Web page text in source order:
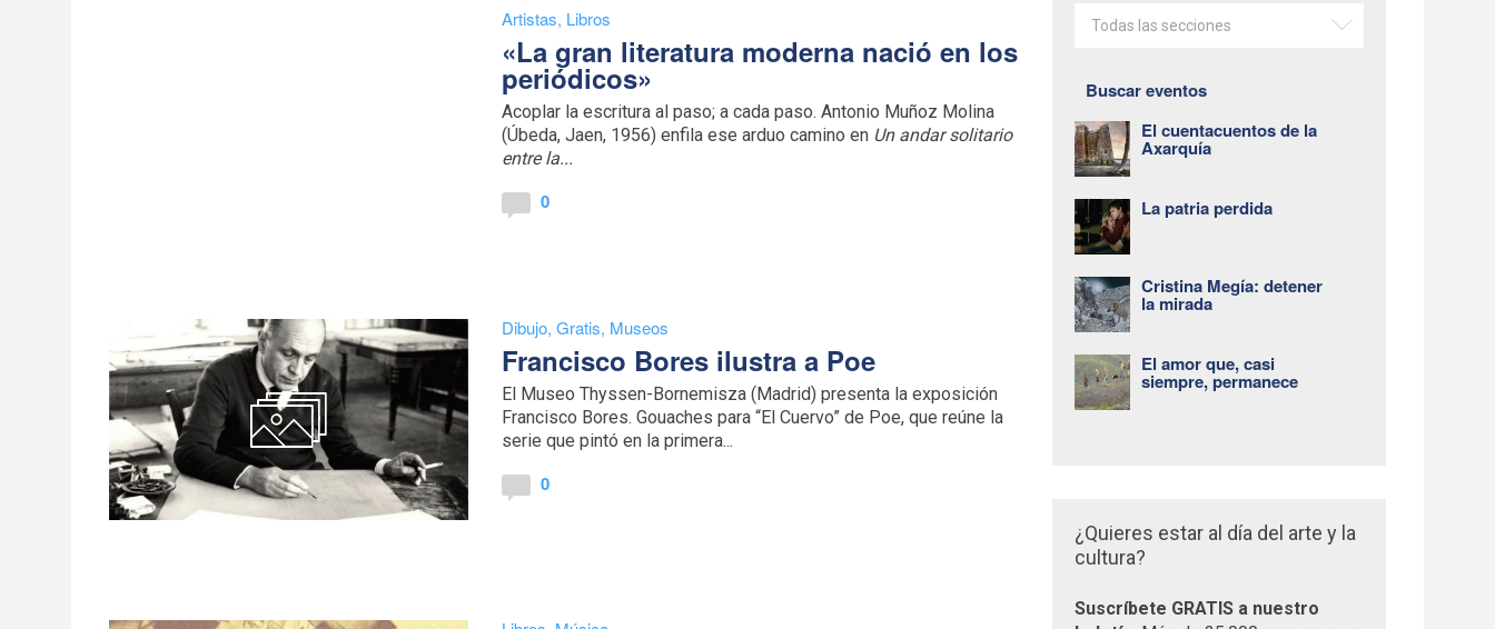
Artistas, Libros
«La gran literatura moderna nació en los
periódicos»
Acoplar la escritura al paso; a cada paso. Antonio Muñoz Molina
(Úbeda, Jaen, 1956) enfila ese arduo camino en Un andar solitario
entre la...
0
Dibujo,Gratis, Museos
Francisco Bores ilustra a Poe
El Museo Thyssen-Bornemisza (Madrid) presenta la exposición
Francisco Bores. Gouaches para “El Cuervo” de Poe, que reúne la
serie que pintó en la primera...
0
Todas las secciones
Buscar eventos
El cuentacuentos de la
Axarquía
La patria perdida
Cristina Megía: detener
la mirada
El amor que, casi
siempre, permanece
¿Quieres estar al día del arte y la
cultura?
Suscríbete GRATIS a nuestro